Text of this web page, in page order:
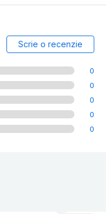
Scrie o recenzie
0
0
0
0
0